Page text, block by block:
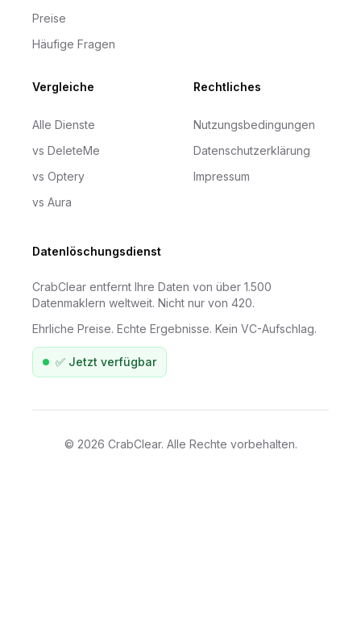
Preise
Häufige Fragen
Vergleiche
Alle Dienste
vs DeleteMe
vs Optery
vs Aura
Rechtliches
Nutzungsbedingungen
Datenschutzerklärung
Impressum
Datenlöschungsdienst
CrabClear entfernt Ihre Daten von über 1.500
Datenmaklern weltweit. Nicht nur von 420.
Ehrliche Preise. Echte Ergebnisse. Kein VC-Aufschlag.
✅ Jetzt verfügbar
© 2026 CrabClear. Alle Rechte vorbehalten.